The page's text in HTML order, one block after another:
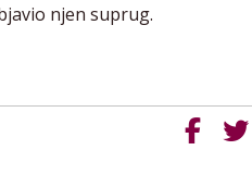
njen suprug.